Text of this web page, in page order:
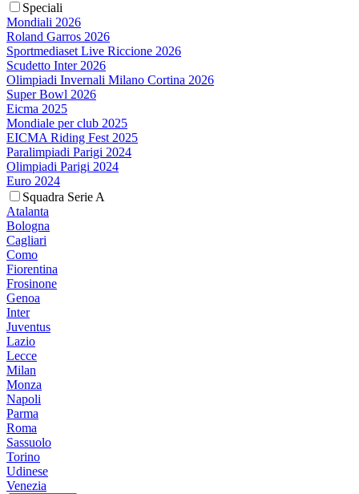
Speciali
Mondiali 2026
Roland Garros 2026
Sportmediaset Live Riccione 2026
Scudetto Inter 2026
Olimpiadi Invernali Milano Cortina 2026
Super Bowl 2026
Eicma 2025
Mondiale per club 2025
EICMA Riding Fest 2025
Paralimpiadi Parigi 2024
Olimpiadi Parigi 2024
Euro 2024
Squadra Serie A
Atalanta
Bologna
Cagliari
Como
Fiorentina
Frosinone
Genoa
Inter
Juventus
Lazio
Lecce
Milan
Monza
Napoli
Parma
Roma
Sassuolo
Torino
Udinese
Venezia